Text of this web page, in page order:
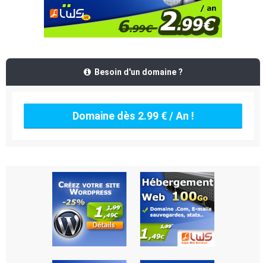
Besoin d'un domaine ?
Domaine dès 2.99 € / An !